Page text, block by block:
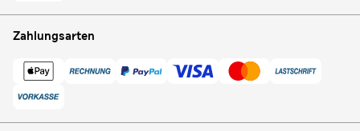
Zahlungsarten